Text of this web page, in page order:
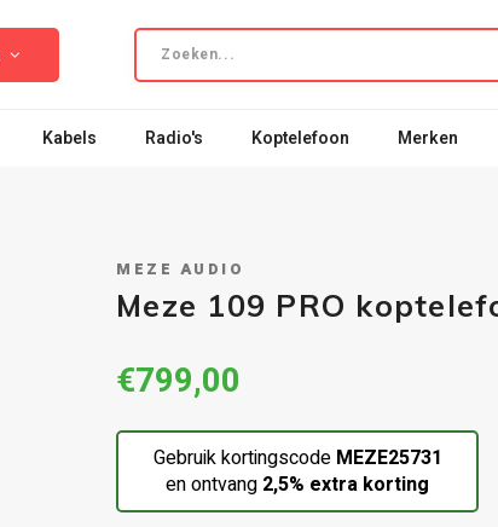
Kabels Radio's Koptelefoon Merken
MEZE AUDIO
Meze 109 PRO
€799,00
Gebruik kortingscode MEZE25731
en ontvang 2,5% extra korting